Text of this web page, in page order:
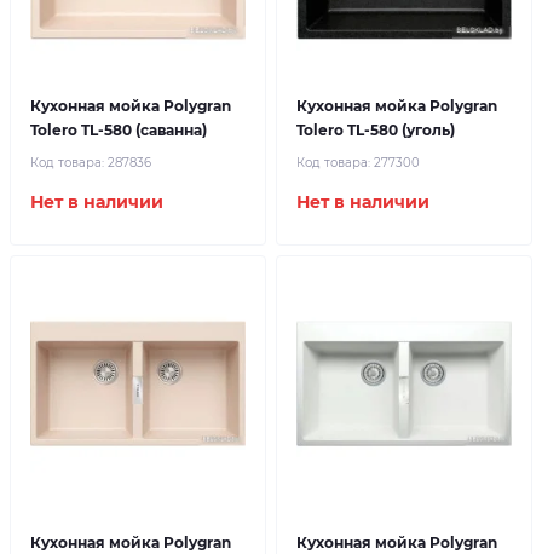
Кухонная мойка Polygran
Tolero TL-580 (саванна)
Код товара: 287836
Нет в наличии
Кухонная мойка Polygran
Tolero TL-580 (уголь)
Код товара: 277300
Нет в наличии
Кухонная мойка Polygran
Кухонная мойка Polygran